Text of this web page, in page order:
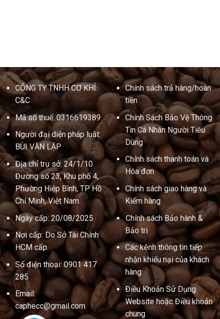
CÔNG TY TNHH CƠ KHÍ
C&C
Mã số thuế: 0316619389
Người đại diện pháp luật:
BÙI VĂN LẬP
Địa chỉ trụ sở: 24/1/10
Đường số 23, Khu phố 4,
Phường Hiệp Bình, TP Hồ
Chí Minh, Việt Nam.
Ngày cấp: 20/08/2025
Nơi cấp: Do Sở Tài Chính
HCM cấp.
Số điện thoại: 0901 417
285
Email:
caphecc@gmail.com
Chính sách trả hàng/hoàn
tiền
Chính Sách Bảo Vệ Thông
Tin Cá Nhân Người Tiêu
Dùng
Chính sách thanh toán và
Hóa đơn
Chính sách giao hàng và
Kiểm hàng
Chính sách Bảo hành &
Bảo trì
Các kênh thông tin tiếp
nhận khiếu nại của khách
hàng
Điều Khoản Sử Dụng
Website hoặc Điều khoản
chung